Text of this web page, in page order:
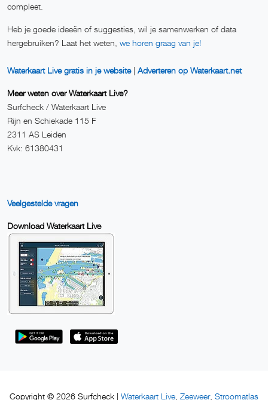
compleet.
Heb je goede ideeën of suggesties, wil je samenwerken of data
hergebruiken? Laat het weten, we horen graag van je!
Waterkaart Live gratis in je website| Adverteren op Waterkaart.net
Meer weten over Waterkaart Live?
Surfcheck / Waterkaart Live
Rijn en Schiekade 115 F
2311 AS Leiden
Kvk: 61380431
Veelgestelde vragen
Download Waterkaart Live
Copyright © 2026 Surfcheck | Waterkaart Live Zeeweer, Stroomatlas